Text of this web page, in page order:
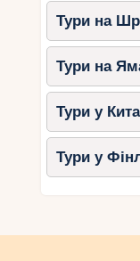
Тури на
Тури на
Тури у
Тури у